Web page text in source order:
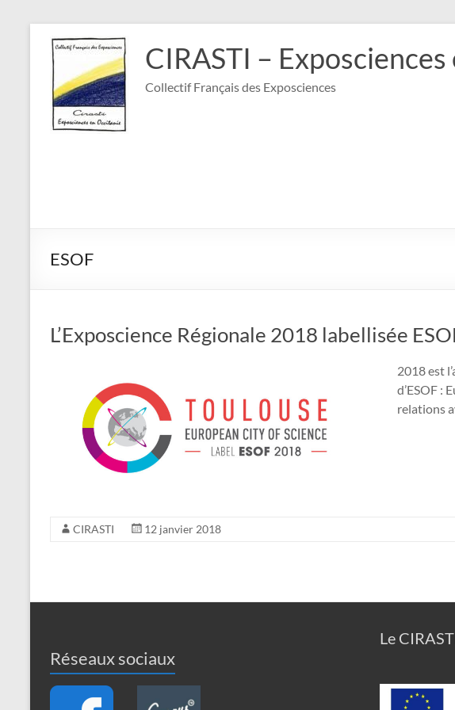
contenu
CIRASTI –
Collectif Français des Exposciences
ESOF
L’Exposcience Régionale 2018 labellisée
2018 est
d’ESOF :
relations
CIRASTI 12 janvier 2018
Réseaux sociaux
Le